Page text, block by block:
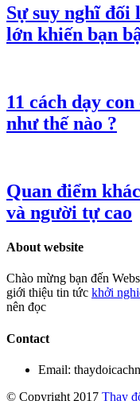
Sự suy nghĩ đối
lớn khiến bạn
11 cách dạy
như thế nào ?
Quan điểm
và người tự cao
About website
Chào mừng bạn đến
giới thiệu tin tức khởi
nên đọc
Contact
Email:
© Copyright 2017 Thay